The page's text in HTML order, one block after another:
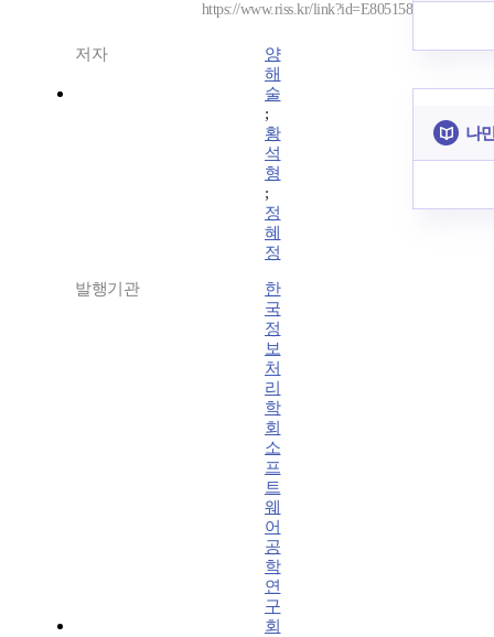
https://www.riss.kr/link?id=E805158
저자
양
해
술
;
황
석
형
;
정
혜
정
발행기관
한
국
정
보
처
리
학
회
소
프
트
웨
어
공
학
연
구
회
나